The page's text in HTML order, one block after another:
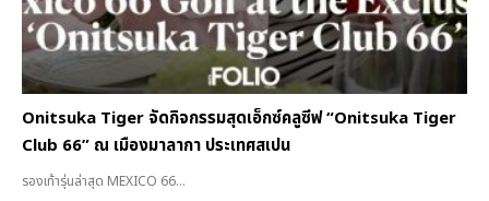
Onitsuka Tiger จัดกิจกรรมสุดเอ็กซ์คลูซีฟ “Onitsuka Tiger
Club 66” ณ เมืองมาลากา ประเทศสเปน
รองเท้ารุ่นล่าสุด MEXICO 66...